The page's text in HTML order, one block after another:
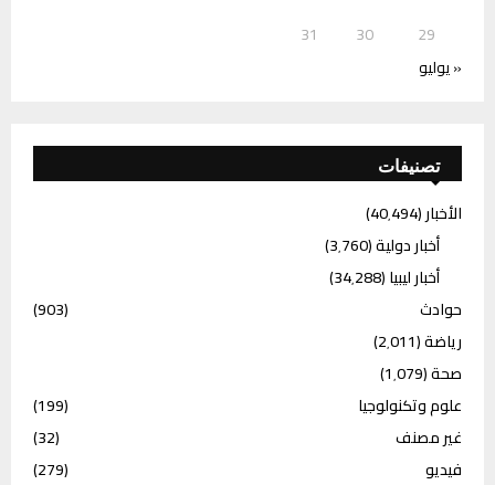
29
30
31
« يوليو
تصنيفات
الأخبار(40٬494)
أخبار دولية(3٬760)
أخبار ليبيا(34٬288)
حوادث
(903)
رياضة(2٬011)
صحة(1٬079)
علوم وتكنولوجيا
(199)
غير مصنف
(32)
فيديو
(279)